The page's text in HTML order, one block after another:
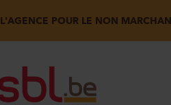
L'AGENCE POUR LE NON